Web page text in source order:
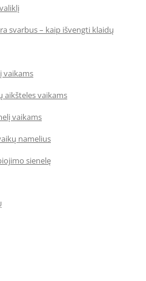
svarbus – kaip išvengti klaidų
vaikams
aikšteles vaikams
vaikams
namelius
sienelę